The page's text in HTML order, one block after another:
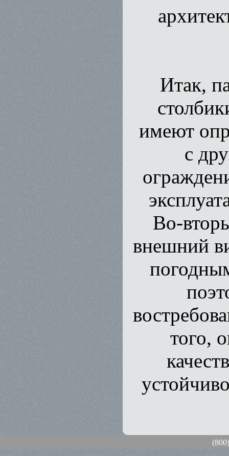
Итак,
имеют
с
Во-
внешний
того,